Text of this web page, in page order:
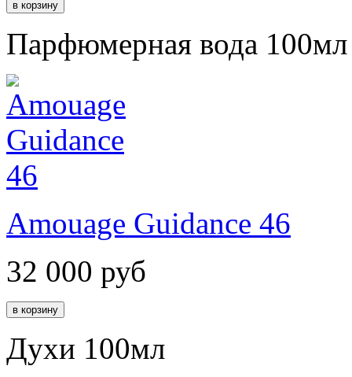
Парфюмерная вода 100мл
Amouage Guidance 46
32 000 руб
Духи 100мл